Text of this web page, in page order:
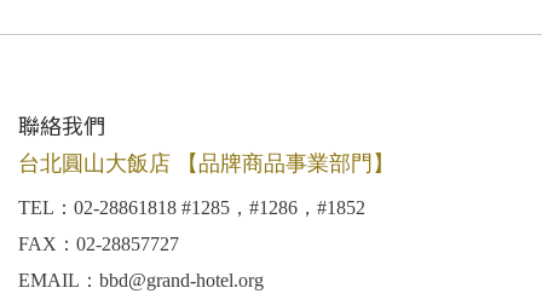
聯絡我們
台北圓山大飯店 【品牌商品事業部門】
TEL：02-28861818 #1285，#1286，#1852
FAX：02-28857727
EMAIL：bbd@grand-hotel.org